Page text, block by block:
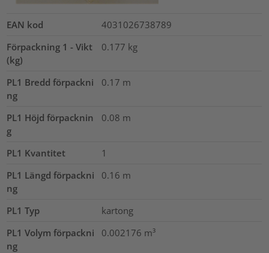
EAN kod
4031026738789
Förpackning 1 - Vikt
(kg)
0.177 kg
PL1 Bredd förpackni
ng
0.17 m
PL1 Höjd förpacknin
g
0.08 m
PL1 Kvantitet
1
PL1 Längd förpackni
ng
0.16 m
PL1 Typ
kartong
PL1 Volym förpackni
ng
0.002176 m³